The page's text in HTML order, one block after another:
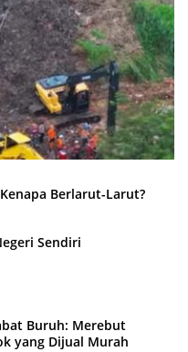
Berlarut-Larut?
Sendiri
Buruh: Merebut
yang Dijual Murah